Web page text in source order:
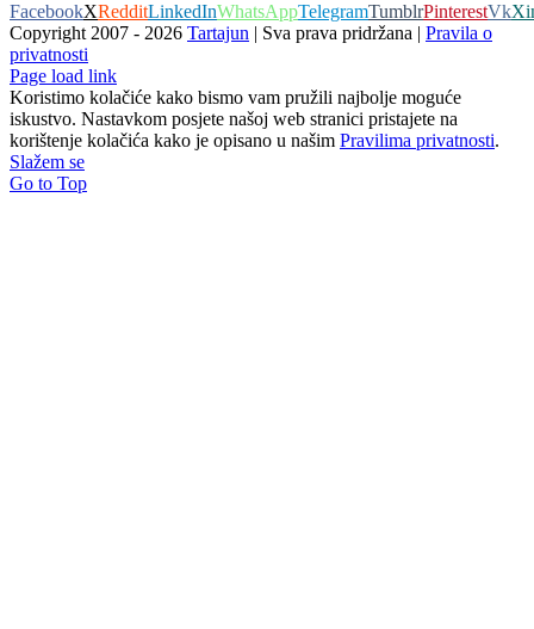
FacebookXRedditLinkedInWhatsAppTelegramTumblrPinterestVk
Copyright 2007 - 2026 Tartajun | Sva prava pridržana | Pravila o
privatnosti
Page load link
Koristimo kolačiće kako bismo vam pružili najbolje moguće
iskustvo. Nastavkom posjete našoj web stranici pristajete na
korištenje kolačića kako je opisano u našim Pravilima privatnosti.
Slažem se
Go to Top